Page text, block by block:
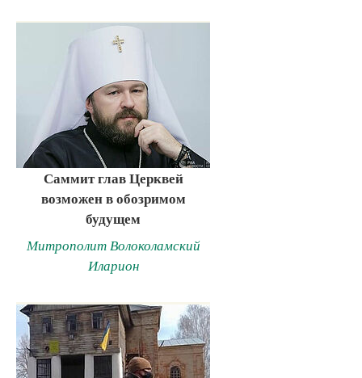
Саммит глав Церквей
возможен в обозримом
будущем
Митрополит Волоколамский
Иларион